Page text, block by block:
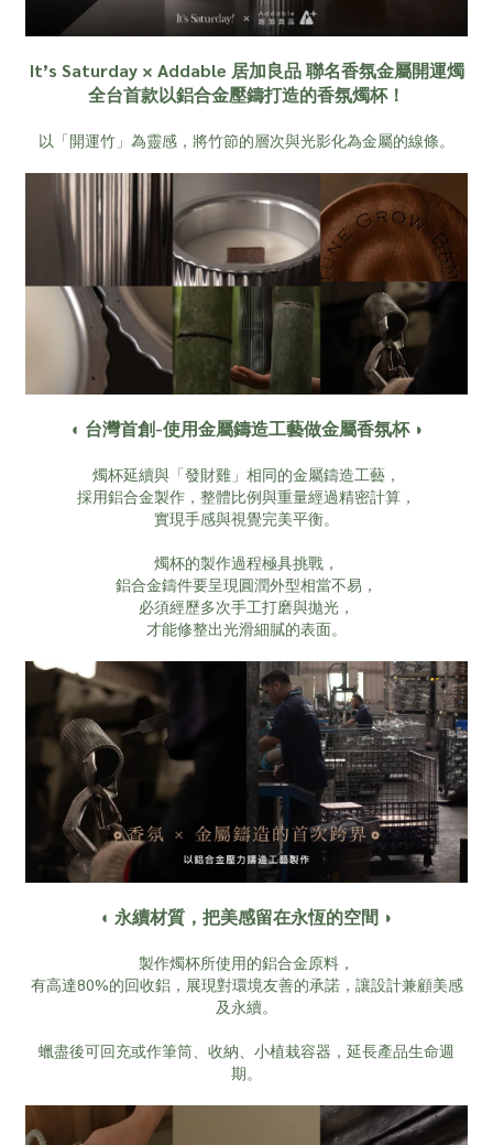
It’s Saturday × Addable 居加良品 聯名香氛金屬開運燭
全台首款以鋁合金壓鑄打造的香氛燭杯！
以「開運竹」為靈感，將竹節的層次與光影化為金屬的線條。
◖ 台灣首創-使用金屬鑄造工藝做金屬香氛杯 ◗
燭杯延續與「發財雞」相同的金屬鑄造工藝，
採用鋁合金製作，整體比例與重量經過精密計算，
實現手感與視覺完美平衡。
燭杯的製作過程極具挑戰，
鋁合金鑄件要呈現圓潤外型相當不易，
必須經歷多次手工打磨與拋光，
才能修整出光滑細膩的表面。
◖ 永續材質，把美感留在永恆的空間 ◗
製作燭杯所使用的鋁合金原料，
有高達80%的回收鋁，展現對環境友善的承諾，讓設計兼顧美感
及永續。
蠟盡後可回充或作筆筒、收納、小植栽容器，延長產品生命週
期。